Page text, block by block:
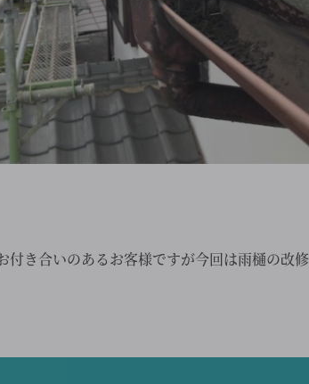
付き合いのあるお客様ですが今回は雨樋の改